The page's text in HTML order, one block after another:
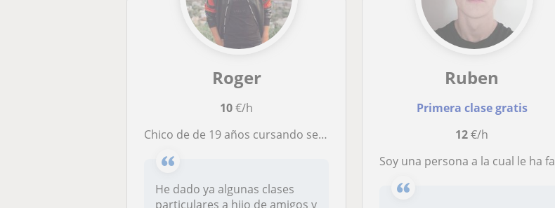
Roger
10€/h
Chico de de 19 años cursando segundo año de carrera en la UIC se ofrece a dar clases de matemáticas y Física
He dado ya algunas clases
particulares a hijo de amigos y
Ruben
Primera clase gratis
12€/h
Soy una persona a la cual le ha fascinado enseñar, desde siempre. Tengo buena comunicación y mucha paciencia, y siempre trato de hacer todo lo posible para que la otra persona entienda lo que le explico. Podría dar clases a alumnos de primaria, ESO o